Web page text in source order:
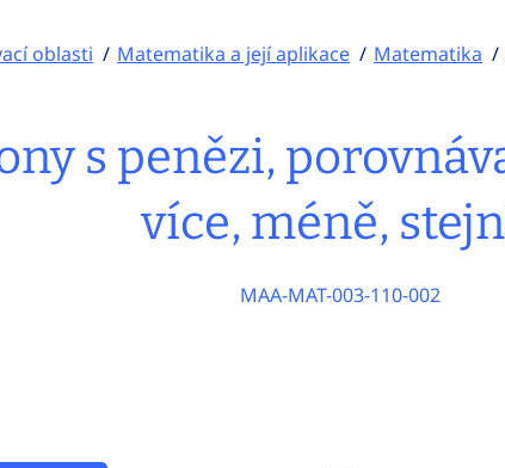
oblasti Matematika a její aplikace Matematika
s penězi,
více, méně,
MAA-MAT-003-110-002